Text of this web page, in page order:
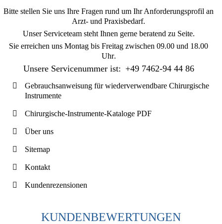
Bitte stellen Sie uns Ihre Fragen rund um Ihr Anforderungsprofil an
Arzt- und Praxisbedarf.
Unser Serviceteam steht Ihnen gerne beratend zu Seite.
Sie erreichen uns Montag bis Freitag zwischen 09.00 und 18.00
Uhr.
Unsere Servicenummer ist: +49 7462-94 44 86
Gebrauchsanweisung für wiederverwendbare Chirurgische
Instrumente
Chirurgische-Instrumente-Kataloge PDF
Über uns
Sitemap
Kontakt
Kundenrezensionen
KUNDENBEWERTUNGEN